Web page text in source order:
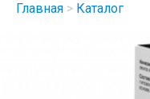
Главная > Каталог